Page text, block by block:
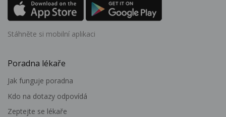
Stáhněte si mobilní aplikaci
Poradna lékaře
Jak funguje poradna
Kdo na dotazy odpovídá
Zeptejte se lékaře